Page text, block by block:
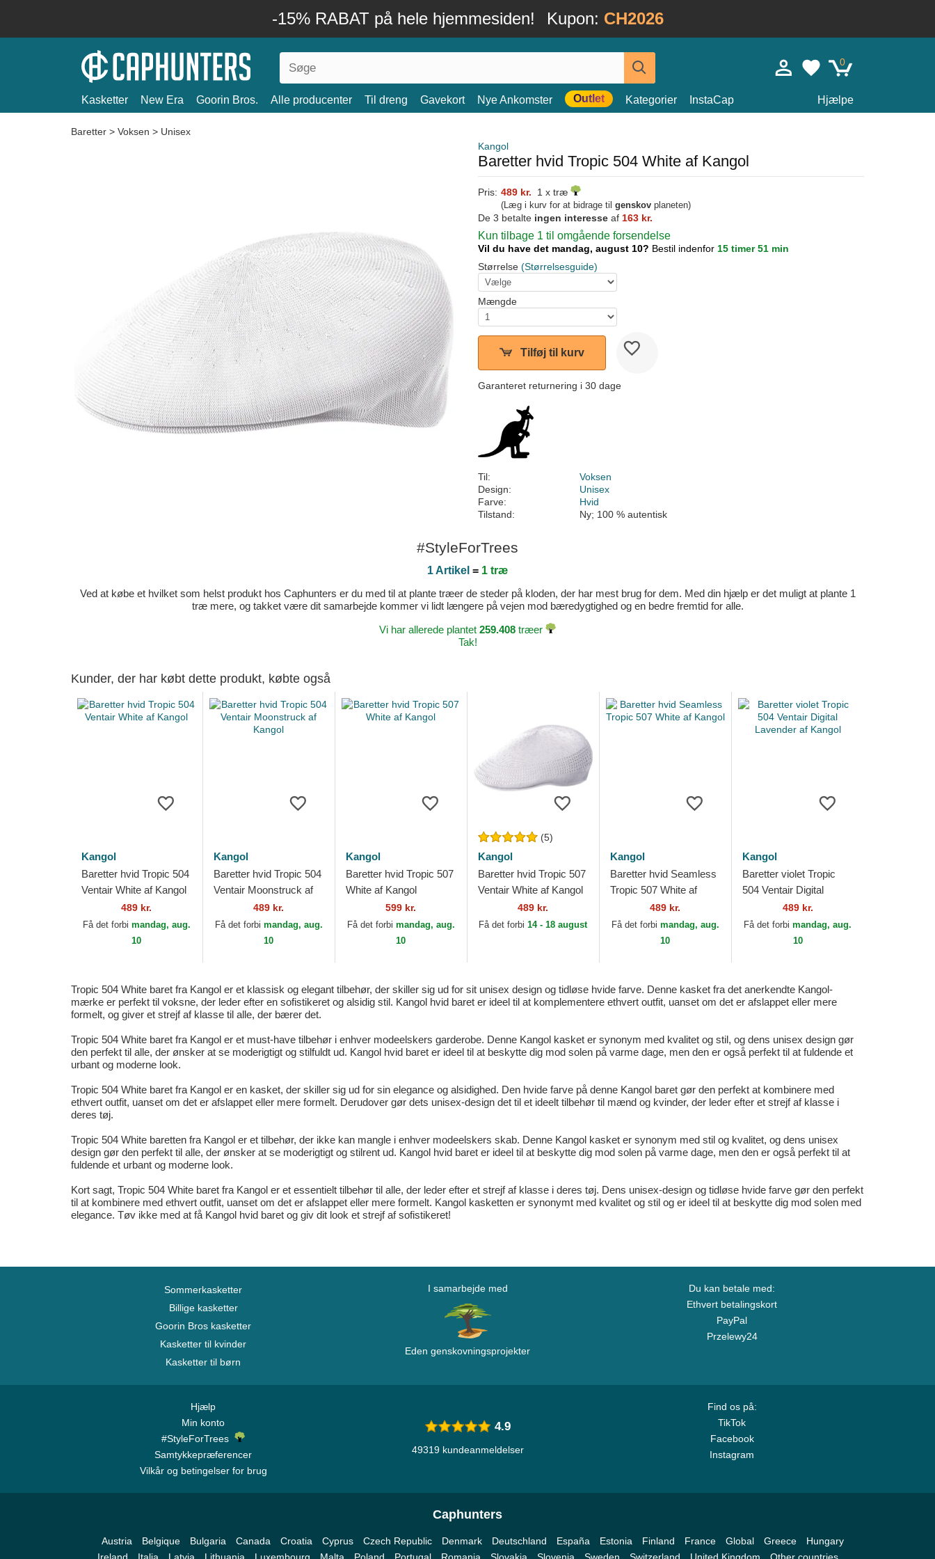
-15% RABAT på hele hjemmesiden! Kupon: CH2026
0
Kasketter New Era Goorin Bros. Alle producenter Til dreng Gavekort Nye Ankomster Outlet Kategorier InstaCap Hjælpe
Baretter > Voksen > Unisex
Kangol
Baretter hvid Tropic 504 White af Kangol
Pris: 489 kr. 1 x træ
(Læg i kurv for at bidrage til genskov planeten)
De 3 betalte ingen interesse af 163 kr.
Kun tilbage 1 til omgående forsendelse
Vil du have det mandag, august 10? Bestil indenfor 15 timer 51 min
Størrelse (Størrelsesguide)
Mængde
Tilføj til kurv
Garanteret returnering i 30 dage
Til:
Voksen
Design:
Unisex
Farve:
Hvid
Tilstand:
Ny; 100 % autentisk
#StyleForTrees
1 Artikel = 1 træ
Ved at købe et hvilket som helst produkt hos Caphunters er du med til at plante træer de steder på kloden, der har mest brug for dem. Med din hjælp er det muligt at plante 1
træ mere, og takket være dit samarbejde kommer vi lidt længere på vejen mod bæredygtighed og en bedre fremtid for alle.
Vi har allerede plantet 259.408 træer
Tak!
Kunder, der har købt dette produkt, købte også
Kangol
Baretter hvid Tropic 504
Ventair White af Kangol
489 kr.
Få det forbi mandag, aug.
10
Kangol
Baretter hvid Tropic 504
Ventair Moonstruck af
489 kr.
Få det forbi mandag, aug.
10
Kangol
Baretter hvid Tropic 507
White af Kangol
599 kr.
Få det forbi mandag, aug.
10
(5)
Kangol
Baretter hvid Tropic 507
Ventair White af Kangol
489 kr.
Få det forbi14 - 18 august
Kangol
Baretter hvid Seamless
Tropic 507 White af
489 kr.
Få det forbi mandag, aug.
10
Kangol
Baretter violet Tropic
504 Ventair Digital
Lavender af Kangol
489 kr.
Få det forbimandag, aug.
10
Tropic 504 White baret fra Kangol er et klassisk og elegant tilbehør, der skiller sig ud for sit unisex design og tidløse hvide farve. Denne kasket fra det anerkendte Kangol-
mærke er perfekt til voksne, der leder efter en sofistikeret og alsidig stil. Kangol hvid baret er ideel til at komplementere ethvert outfit, uanset om det er afslappet eller mere
formelt, og giver et strejf af klasse til alle, der bærer det.
Tropic 504 White baret fra Kangol er et must-have tilbehør i enhver modeelskers garderobe. Denne Kangol kasket er synonym med kvalitet og stil, og dens unisex design gør
den perfekt til alle, der ønsker at se moderigtigt og stilfuldt ud. Kangol hvid baret er ideel til at beskytte dig mod solen på varme dage, men den er også perfekt til at fuldende et
urbant og moderne look.
Tropic 504 White baret fra Kangol er en kasket, der skiller sig ud for sin elegance og alsidighed. Den hvide farve på denne Kangol baret gør den perfekt at kombinere med
ethvert outfit, uanset om det er afslappet eller mere formelt. Derudover gør dets unisex-design det til et ideelt tilbehør til mænd og kvinder, der leder efter et strejf af klasse i
deres tøj.
Tropic 504 White baretten fra Kangol er et tilbehør, der ikke kan mangle i enhver modeelskers skab. Denne Kangol kasket er synonym med stil og kvalitet, og dens unisex
design gør den perfekt til alle, der ønsker at se moderigtigt og stilrent ud. Kangol hvid baret er ideel til at beskytte dig mod solen på varme dage, men den er også perfekt til at
fuldende et urbant og moderne look.
Kort sagt, Tropic 504 White baret fra Kangol er et essentielt tilbehør til alle, der leder efter et strejf af klasse i deres tøj. Dens unisex-design og tidløse hvide farve gør den perfekt
til at kombinere med ethvert outfit, uanset om det er afslappet eller mere formelt. Kangol kasketten er synonymt med kvalitet og stil og er ideel til at beskytte dig mod solen med
elegance. Tøv ikke med at få Kangol hvid baret og giv dit look et strejf af sofistikeret!
Sommerkasketter
Billige kasketter
Goorin Bros kasketter
Kasketter til kvinder
Kasketter til børn
I samarbejde med
Eden genskovningsprojekter
Du kan betale med:
Ethvert betalingskort
PayPal
Przelewy24
Hjælp
Min konto
#StyleForTrees
Samtykkepræferencer
Vilkår og betingelser for brug
Find os på:
TikTok
Facebook
Instagram
4.9
49319 kundeanmeldelser
Caphunters
Austria Belgique Bulgaria Canada Croatia Cyprus Czech Republic Denmark Deutschland España Estonia Finland France Global Greece
Hungary